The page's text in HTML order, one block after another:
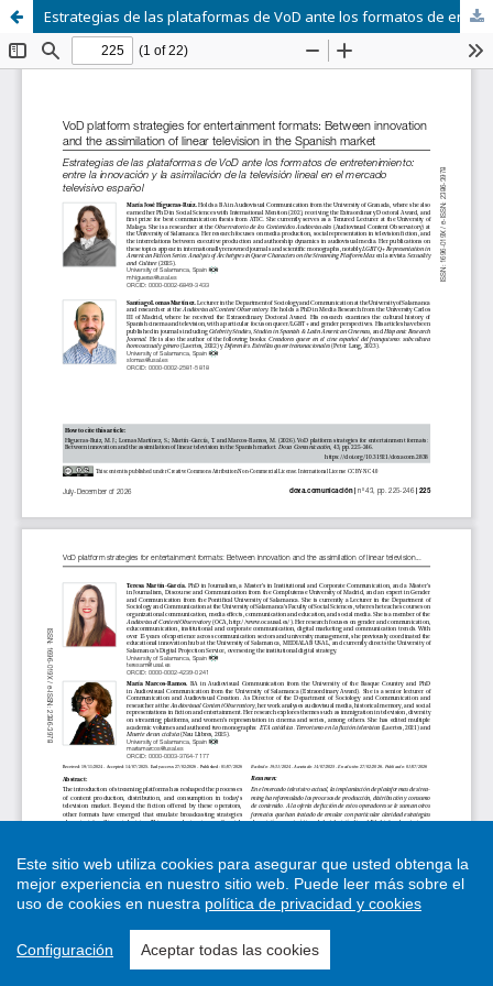
Estrategias de las plataformas de VoD ante los formatos de entretenimiento: entre la innovación y la asimilación de la televisión lineal en el mercado televisivo español
Este sitio web utiliza cookies para asegurar que usted obtenga la
mejor experiencia en nuestro sitio web. Puede leer más sobre el
uso de cookies en nuestra política de privacidad y cookies
Configuración Aceptar todas las cookies